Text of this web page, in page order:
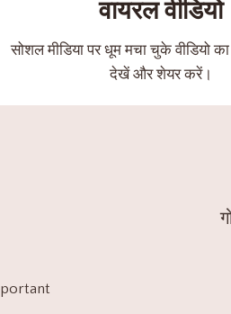
वायरल वीडियो
सोशल मीडिया पर धूम मचा चुके वीडियो
देखें और शेयर करें।